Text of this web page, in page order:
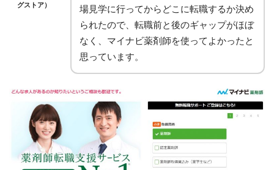
グストア）
場見学に行ってからどこに転職するか決め
られたので、転職前と後のギャップがほぼ
なく、マイナビ薬剤師を使ってよかったと
思っています。